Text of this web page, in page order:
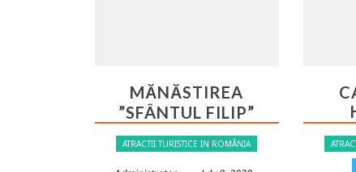
MĂNĂSTIREA
”SFÂNTUL FILIP”
ATRACTII TURISTICE IN ROMÂNIA